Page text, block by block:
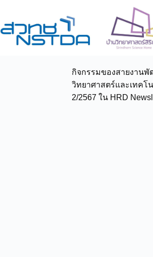
กิจกรรมของสายงาน
วิทยาศาสตร์และเทคโ
2/2567 ใน HRD